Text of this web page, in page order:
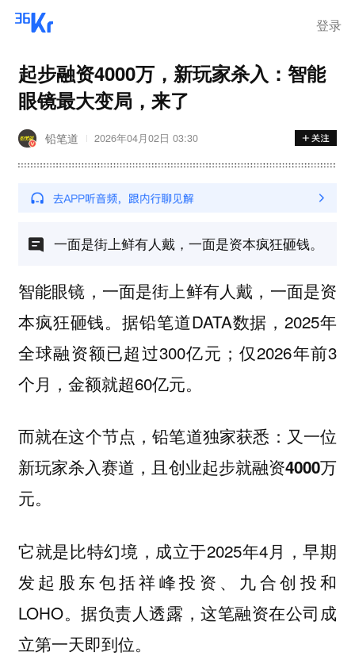
登录
起步融资4000万，新玩家杀入：智能
眼镜最大变局，来了
铅笔道 2026年04月02日 03:30
一面是街上鲜有人戴，一面是资本疯狂砸钱。
智能眼镜，一面是街上鲜有人戴，一面是资
本疯狂砸钱。据铅笔道DATA数据，2025年
全球融资额已超过300亿元；仅2026年前3
个月，金额就超60亿元。
而就在这个节点，铅笔道独家获悉： 又一位
新玩家杀入赛道，且创业起步就融资4000万
元。
它就是比特幻境，成立于2025年4月，早期
发起股东包括祥峰投资、九合创投和
LOHO。据负责人透露，这笔融资在公司成
立第一天即到位。